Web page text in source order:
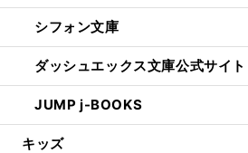
シフォン文庫
ダッシュエックス文庫公式サイト
JUMP j-BOOKS
キッズ